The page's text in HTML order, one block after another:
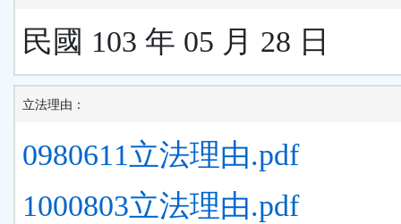
民國 103 年 05 月 28 日
立法理由：
0980611立法理由.pdf
1000803立法理由.pdf